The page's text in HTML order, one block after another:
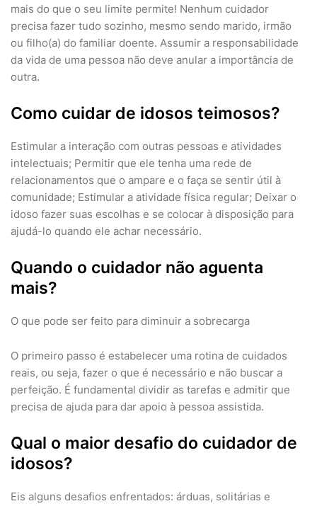
mais do que o seu limite permite! Nenhum cuidador
precisa fazer tudo sozinho, mesmo sendo marido, irmão
ou filho(a) do familiar doente. Assumir a responsabilidade
da vida de uma pessoa não deve anular a importância de
outra.
Como cuidar de idosos teimosos?
Estimular a interação com outras pessoas e atividades
intelectuais; Permitir que ele tenha uma rede de
relacionamentos que o ampare e o faça se sentir útil à
comunidade; Estimular a atividade física regular; Deixar o
idoso fazer suas escolhas e se colocar à disposição para
ajudá-lo quando ele achar necessário.
Quando o cuidador não aguenta
mais?
O que pode ser feito para diminuir a sobrecarga
O primeiro passo é estabelecer uma rotina de cuidados
reais, ou seja, fazer o que é necessário e não buscar a
perfeição. É fundamental dividir as tarefas e admitir que
precisa de ajuda para dar apoio à pessoa assistida.
Qual o maior desafio do cuidador de
idosos?
Eis alguns desafios enfrentados: árduas, solitárias e